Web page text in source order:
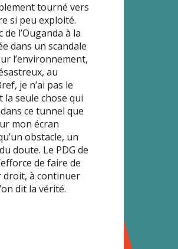
tourné vers
si peu exploité.
l’Ouganda à la
dans un scandale
l’environnement,
au
je n’ai pas le
seule chose qui
ce tunnel que
mon écran
obstacle, un
doute. Le PDG de
de faire de
droit, à continuer
dit la vérité.